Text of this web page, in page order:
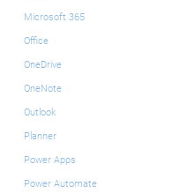
Microsoft 365
Office
OneDrive
OneNote
Outlook
Planner
Power Apps
Power Automate